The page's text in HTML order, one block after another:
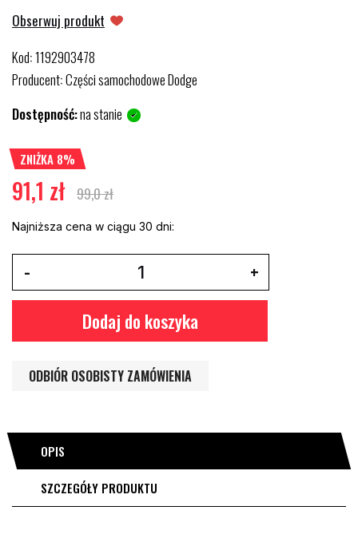
Obserwuj produkt
Kod:1192903478
Producent:Części samochodowe Dodge
Dostępność:na stanie
ZNIŻKA 8%
91,1 zł 99,0 zł
Najniższa cena w ciągu 30 dni:
Dodaj do koszyka
ODBIÓR OSOBISTY ZAMÓWIENIA
OPIS
SZCZEGÓŁY PRODUKTU